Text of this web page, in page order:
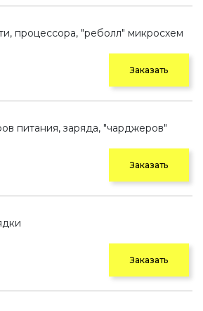
процессора, "реболл" микросхем
Заказать
питания, заряда, "чарджеров"
Заказать
Заказать